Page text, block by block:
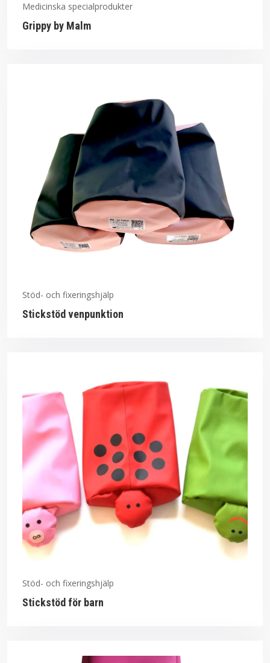
Medicinska specialprodukter
Grippy by Malm
Stöd- och fixeringshjälp
Stickstöd venpunktion
Stöd- och fixeringshjälp
Stickstöd för barn